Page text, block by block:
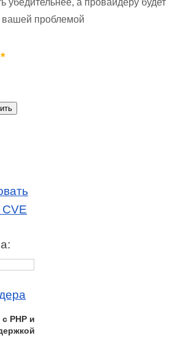
вашей проблемой
*
PHP и